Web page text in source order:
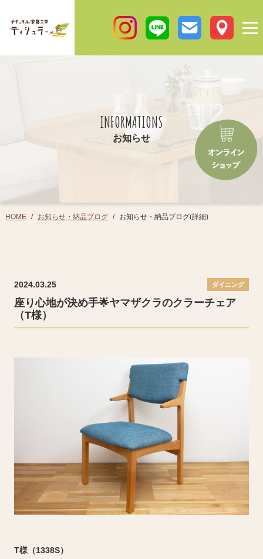
INFORMATIONS
お知らせ
HOME / お知らせ・納品ブログ / お知らせ・納品ブログ(詳細)
2024.03.25 ダイニング
座り心地が決め手🌟ヤマザクラのクラーチェア
（T様）
T様（1338S）